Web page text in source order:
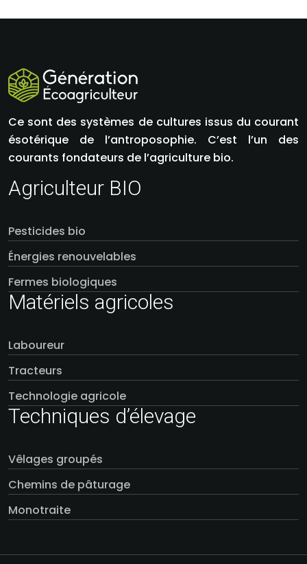
Ce sont des systèmes de cultures issus du courant
ésotérique de l’antroposophie. C’est l’un des
courants fondateurs de l’agriculture bio.
Agriculteur BIO
Pesticides bio
Énergies renouvelables
Fermes biologiques
Matériels agricoles
Laboureur
Tracteurs
Technologie agricole
Techniques d’élevage
Vêlages groupés
Chemins de pâturage
Monotraite